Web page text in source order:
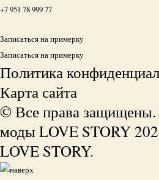
+7 951 78 999 77
Записаться на примерку
Записаться на примерку
Политика
Карта сайта
© Все права защищены.
моды LOVE STORY
LOVE STORY.